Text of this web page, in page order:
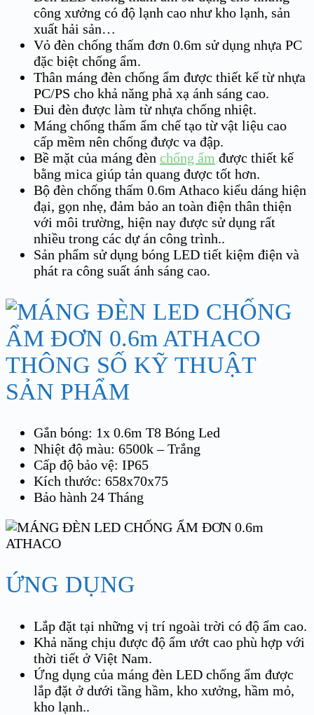
công xưởng có độ lạnh cao như kho lạnh, sản
xuất hải sản…
Vỏ đèn chống thấm đơn 0.6m sử dụng nhựa PC
đặc biệt chống ẩm.
Thân máng đèn chống ẩm được thiết kế từ nhựa
PC/PS cho khả năng phả xạ ánh sáng cao.
Đui đèn được làm từ nhựa chống nhiệt.
Máng chống thấm ẩm chế tạo từ vật liệu cao
cấp mềm nên chống được va đập.
Bề mặt của máng đèn chống ẩm được thiết kế
bằng mica giúp tản quang được tốt hơn.
Bộ đèn chống thấm 0.6m Athaco kiểu dáng hiện
đại, gọn nhẹ, đảm bảo an toàn điện thân thiện
với môi trường, hiện nay được sử dụng rất
nhiều trong các dự án công trình..
Sản phẩm sử dụng bóng LED tiết kiệm điện và
phát ra công suất ánh sáng cao.
THÔNG SỐ KỸ THUẬT
SẢN PHẨM
Gắn bóng: 1x 0.6m T8 Bóng Led
Nhiệt độ màu: 6500k – Trắng
Cấp độ bảo vệ: IP65
Kích thước: 658x70x75
Bảo hành 24 Tháng
ỨNG DỤNG
Lắp đặt tại những vị trí ngoài trời có độ ẩm cao.
Khả năng chịu được độ ẩm ướt cao phù hợp với
thời tiết ở Việt Nam.
Ứng dụng của máng đèn LED chống ẩm được
lắp đặt ở dưới tầng hầm, kho xưởng, hầm mỏ,
kho lạnh..